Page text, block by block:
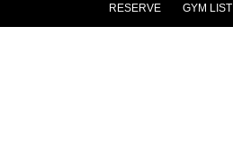
RESERVE GYM LIST